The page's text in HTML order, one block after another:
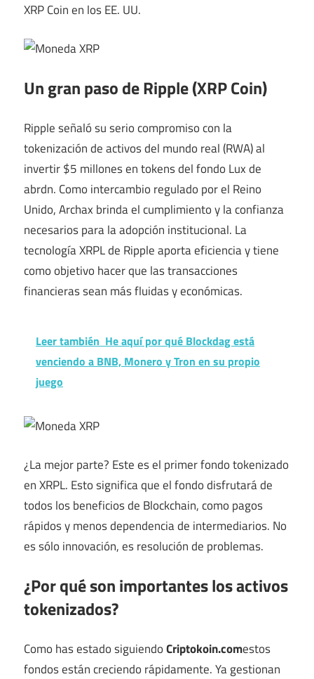
XRP Coin en los EE. UU.
Un gran paso de Ripple (XRP Coin)
Ripple señaló su serio compromiso con la
tokenización de activos del mundo real (RWA) al
invertir $5 millones en tokens del fondo Lux de
abrdn. Como intercambio regulado por el Reino
Unido, Archax brinda el cumplimiento y la confianza
necesarios para la adopción institucional. La
tecnología XRPL de Ripple aporta eficiencia y tiene
como objetivo hacer que las transacciones
financieras sean más fluidas y económicas.
Leer también He aquí por qué Blockdag está
venciendo a BNB, Monero y Tron en su propio
juego
¿La mejor parte? Este es el primer fondo tokenizado
en XRPL. Esto significa que el fondo disfrutará de
todos los beneficios de Blockchain, como pagos
rápidos y menos dependencia de intermediarios. No
es sólo innovación, es resolución de problemas.
¿Por qué son importantes los activos
tokenizados?
Como has estado siguiendoCriptokoin.comestos
fondos están creciendo rápidamente. Ya gestionan